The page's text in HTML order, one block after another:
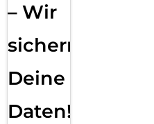
– Wir
sichern
Deine
Daten!